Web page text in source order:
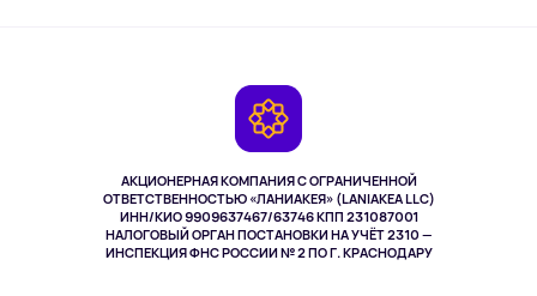
АКЦИОНЕРНАЯ КОМПАНИЯ С ОГРАНИЧЕННОЙ
ОТВЕТСТВЕННОСТЬЮ «ЛАНИАКЕЯ» (LANIAKEA LLC)
ИНН/КИО 9909637467/63746 КПП 231087001
НАЛОГОВЫЙ ОРГАН ПОСТАНОВКИ НА УЧЁТ 2310 —
ИНСПЕКЦИЯ ФНС РОССИИ № 2 ПО Г. КРАСНОДАРУ
Здоровье питомцев